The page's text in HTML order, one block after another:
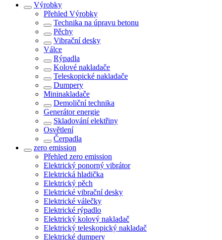
Výrobky
Přehled Výrobky
Technika na úpravu betonu
Pěchy
Vibrační desky
Válce
Rýpadla
Kolové nakladače
Teleskopické nakladače
Dumpery
Mininakladače
Demoliční technika
Generátor energie
Skladování elektřiny
Osvětlení
Čerpadla
zero emission
Přehled zero emission
Elektrický ponorný vibrátor
Elektrická hladička
Elektrický pěch
Elektrické vibrační desky
Elektrické válečky
Elektrické rýpadlo
Elektrický kolový nakladač
Elektrický teleskopický nakladač
Elektrické dumpery